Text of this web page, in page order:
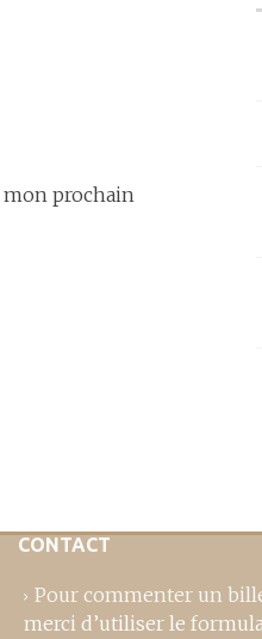
prochain
CONTACT
Pour commenter un
merci d’utiliser le